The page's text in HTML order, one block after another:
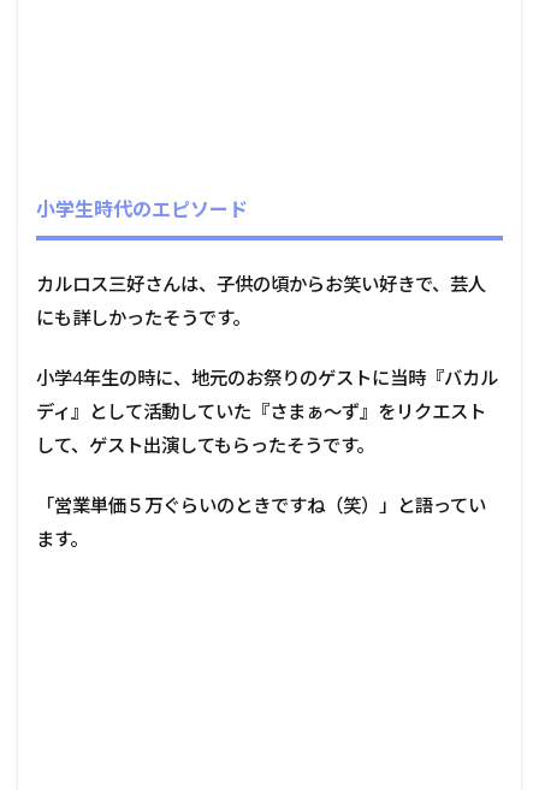
小学生時代のエピソード
カルロス三好さんは、子供の頃からお笑い好きで、芸人
にも詳しかったそうです。
小学4年生の時に、地元のお祭りのゲストに当時『バカル
ディ』として活動していた『さまぁ～ず』をリクエスト
して、ゲスト出演してもらったそうです。
「営業単価５万ぐらいのときですね（笑）」と語ってい
ます。